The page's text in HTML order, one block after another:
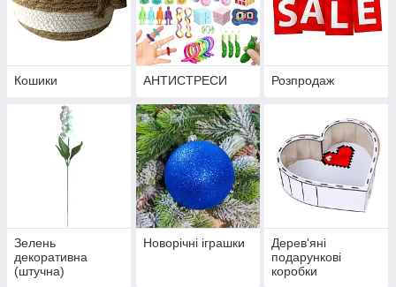
Кошики АНТИСТРЕСИ Розпродаж
Зелень
декоративна
(штучна)
Новорічні іграшки
Дерев'яні
подарункові
коробки